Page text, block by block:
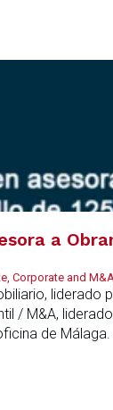
a
Corporate and
liderado
/ M&A,
de